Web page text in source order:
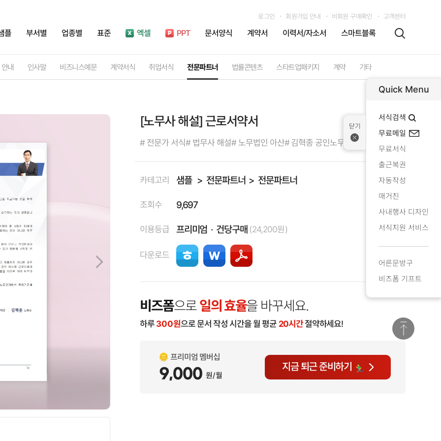
플 부서별 업종별 표준 엑셀 PPT 문서양식 계약서 이력서/자소서 스마트블록
로그인 회원가입 안내 비회원 구매확인 고객센터
안내 인사말 비즈니스예문 계약서식 취업서식 전문파트너 법률콘텐츠 스타트업패키지 계약 기타
[노무사 해설] 근로서약서
# 전문가 서식# 법무사 해설# 노무법인 아산# 김혁종 공인노무사
카테고리 샘플 전문파트너 전문파트너
조회수 9,697
이용등급 프리미엄 건당구매 (24,200원)
다운로드
비즈폼으로일의 효율을 바꾸세요.
하루 300원으로 문서 작성 시간을 월 평균 20시간절약하세요!
프리미엄 멤버십
9,000 원/월
지금 퇴근 준비하기
Quick Menu
서식검색
무료메일
무료서식
출근복권
자동작성
매거진
사내행사 디자인
서식지원 서비스
어른문방구
비즈폼 기프트